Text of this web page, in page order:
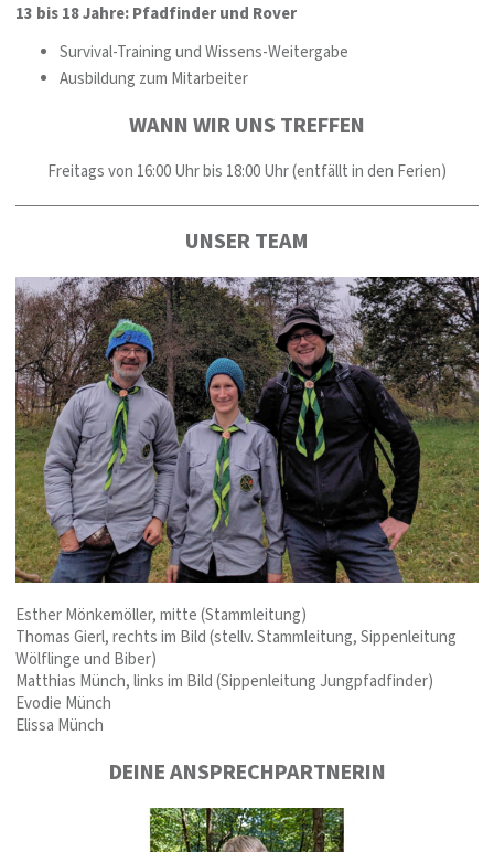
13 bis 18 Jahre: Pfadfinder und Rover
Survival-Training und Wissens-Weitergabe
Ausbildung zum Mitarbeiter
WANN WIR UNS TREFFEN
Freitags von 16:00 Uhr bis 18:00 Uhr (entfällt in den Ferien)
UNSER TEAM
Esther Mönkemöller, mitte (Stammleitung)
Thomas Gierl, rechts im Bild (stellv. Stammleitung, Sippenleitung
Wölflinge und Biber)
Matthias Münch, links im Bild (Sippenleitung Jungpfadfinder)
Evodie Münch
Elissa Münch
DEINE ANSPRECHPARTNERIN